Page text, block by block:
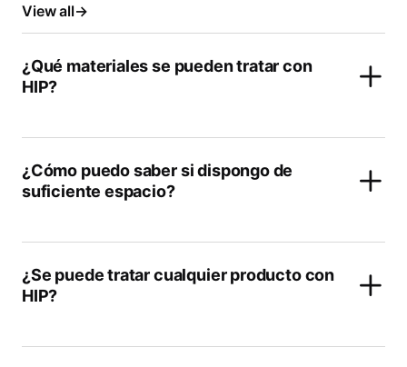
View all
¿Qué materiales se pueden tratar con
HIP?
¿Cómo puedo saber si dispongo de
suficiente espacio?
¿Se puede tratar cualquier producto con
HIP?